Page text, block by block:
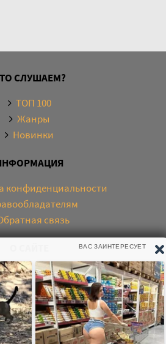
СЛУШАЕМ?
ТОП 100
Жанры
Новинки
конфиденциальности
связь
аудиокниг. Более 20000
качестве. Слушайте аудиокниги
и без регистрации. По любым